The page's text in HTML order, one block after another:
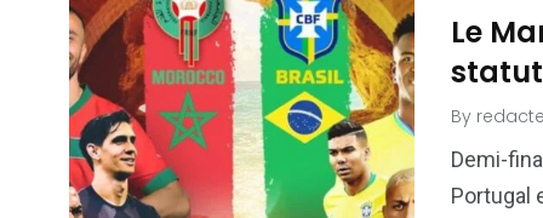
Le
By
Demi-
Portugal